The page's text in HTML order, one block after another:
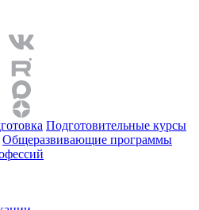
Подготовительные курсы
Общеразвивающие программы